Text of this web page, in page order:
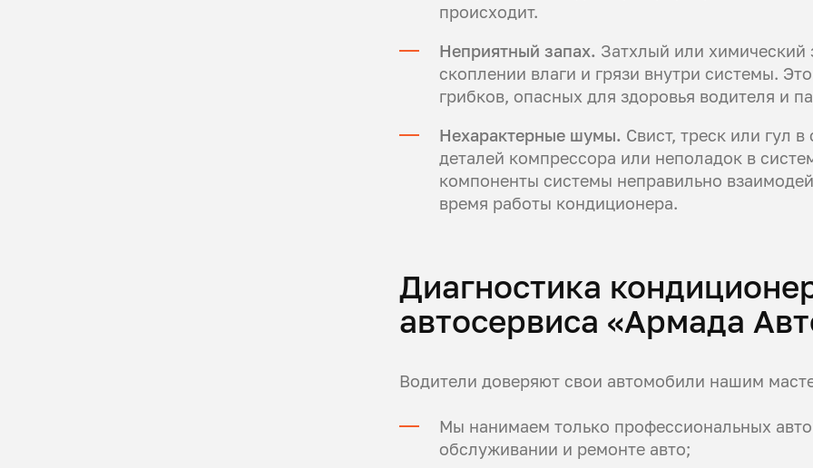
происходит.
Неприятный запах. Затхлый или химический
скоплении влаги и грязи внутри системы.
грибков, опасных для здоровья водителя и
Нехарактерные шумы. Свист, треск или гул
деталей компрессора или неполадок в
компоненты системы неправильно
время работы кондиционера.
Диагностика
автосервиса «Армада
Водители доверяют свои автомобили нашим
Мы нанимаем только профессиональных
обслуживании и ремонте авто;